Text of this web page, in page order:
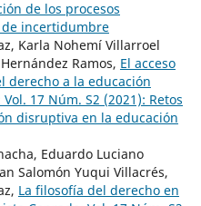
de los procesos
incertidumbre
Karla Nohemí Villarroel
Ramos, El acceso
derecho a la educación
17 Núm. S2 (2021): Retos
disruptiva en la educación
Eduardo Luciano
Salomón Yuqui Villacrés,
La filosofía del derecho en